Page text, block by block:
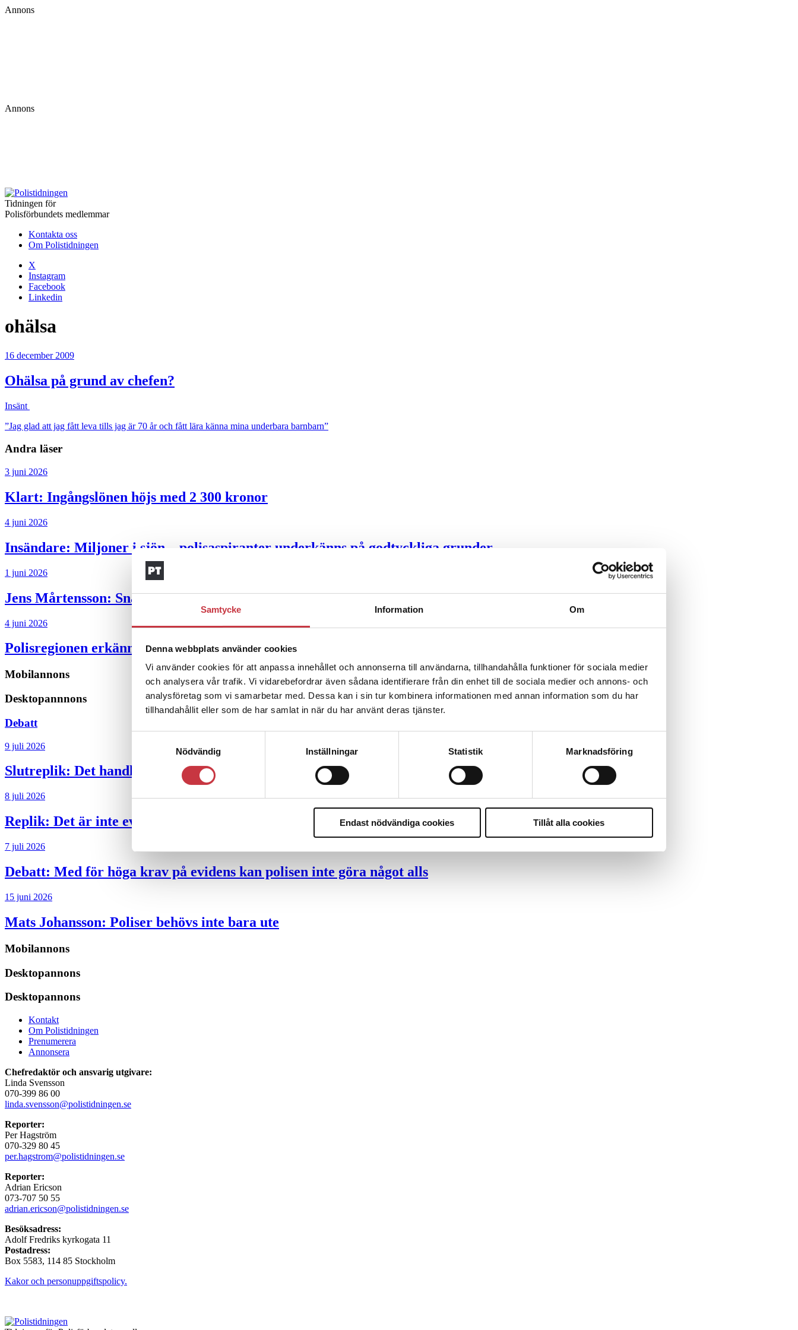
Samtycke Information Om
Denna webbplats använder cookies
Vi använder cookies för att anpassa innehållet och annonserna till användarna, tillhandahålla funktioner för sociala medier
och analysera vår trafik. Vi vidarebefordrar även sådana identifierare från din enhet till de sociala medier och annons- och
analysföretag som vi samarbetar med. Dessa kan i sin tur kombinera informationen med annan information som du har
tillhandahållit eller som de har samlat in när du har använt deras tjänster.
Nödvändig
Inställningar Statistik Marknadsföring
Endast nödvändiga cookies Tillåt alla cookies
Annons
Annons
Tidningen för
Polisförbundets medlemmar
Kontakta oss
Om Polistidningen
X
Instagram
Facebook
Linkedin
ohälsa
16 december 2009
Ohälsa på grund av chefen?
Insänt
”Jag glad att jag fått leva tills jag är 70 år och fått lära känna mina underbara barnbarn”
Andra läser
3 juni 2026
Klart: Ingångslönen höjs med 2 300 kronor
4 juni 2026
Insändare: Miljoner i sjön – polisaspiranter underkänns på godtyckliga grunder
1 juni 2026
Jens Mårtensson: Snart 20 år i tjänst – nu ska han lära sig grunderna
4 juni 2026
Polisregionen erkänner fel: ”Kommer att rättas till”
Mobilannons
Desktopannnons
Debatt
9 juli 2026
Slutreplik: Det handlar om kunskapsstyrning – inte om forskarnas motiv
8 juli 2026
Replik: Det är inte evidenskrav som bakbinder polisen
7 juli 2026
Debatt: Med för höga krav på evidens kan polisen inte göra något alls
15 juni 2026
Mats Johansson: Poliser behövs inte bara ute
Mobilannons
Desktopannons
Desktopannons
Kontakt
Om Polistidningen
Prenumerera
Annonsera
Chefredaktör och ansvarig utgivare:
Linda Svensson
070-399 86 00
linda.svensson@polistidningen.se
Reporter:
Per Hagström
070-329 80 45
per.hagstrom@polistidningen.se
Reporter:
Adrian Ericson
073-707 50 55
adrian.ericson@polistidningen.se
Besöksadress:
Adolf Fredriks kyrkogata 11
Postadress:
Box 5583, 114 85 Stockholm
Kakor och personuppgiftspolicy.